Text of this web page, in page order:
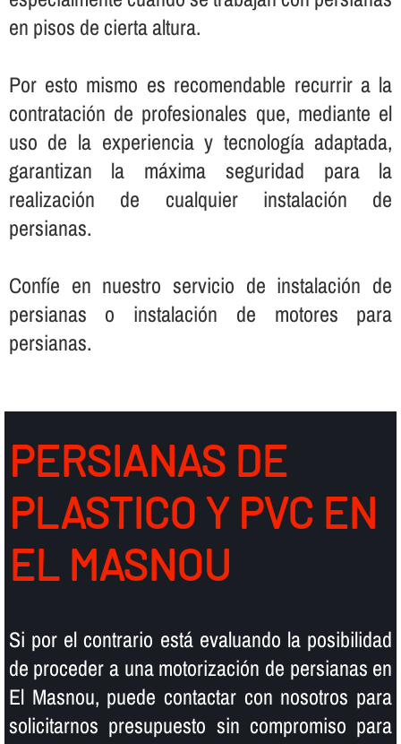
en pisos de cierta altura.
Por esto mismo es recomendable recurrir a la
contratación de profesionales que, mediante el
uso de la experiencia y tecnologí­a adaptada,
garantizan la máxima seguridad para la
realización de cualquier instalación de
persianas.
Confí­e en nuestro servicio de instalación de
persianas o instalación de motores para
persianas.
PERSIANAS DE
PLASTICO Y PVC EN
EL MASNOU
Si por el contrario está evaluando la posibilidad
de proceder a una motorización de persianas en
El Masnou, puede contactar con nosotros para
solicitarnos presupuesto sin compromiso para